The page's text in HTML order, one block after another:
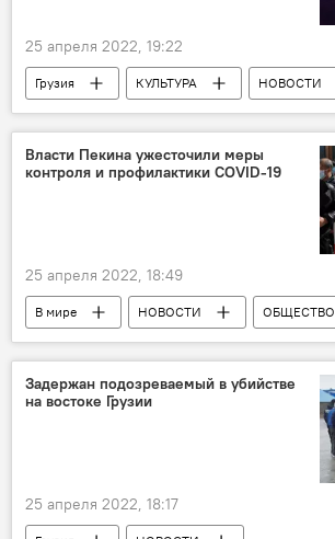
25 апреля 2022, 19:22
Грузия КУЛЬТУРА
НОВОСТИ
Азербайджан
Нино Катамадзе
Власти Пекина ужесточили меры
контроля и профилактики СOVID-19
25 апреля 2022, 18:49
В мире НОВОСТИ
ОБЩЕСТВО
Китай
Пекин
Коронавирус COVID-19
Задержан подозреваемый в убийстве
на востоке Грузии
25 апреля 2022, 18:17